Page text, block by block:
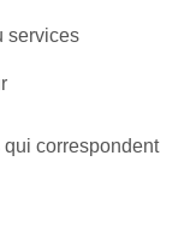
services
correspondent